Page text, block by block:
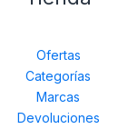
Ofertas
Categorías
Marcas
Devoluciones